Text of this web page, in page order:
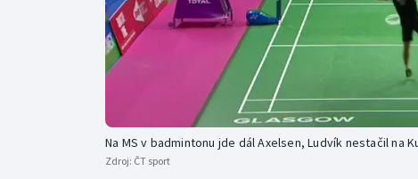
Gymnastika
Na MS v badmintonu jde dál Axelsen, Ludvík nestačil na
Zdroj: ČT sport